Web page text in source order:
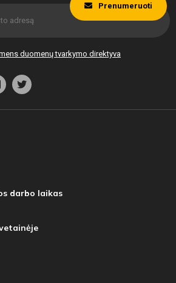
duomenų tvarkymo direktyva
Prenumeruoti
darbo laikas